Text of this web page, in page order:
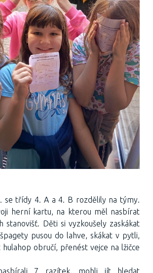
se třídy 4. A a 4. B rozdělily na týmy.
herní kartu, na kterou měl nasbírat
stanovišť. Děti si vyzkoušely zaskákat
pusou do lahve, skákat v pytli,
hulahop obručí, přenést vejce na lžičce
7 razítek, mohli jít hledat